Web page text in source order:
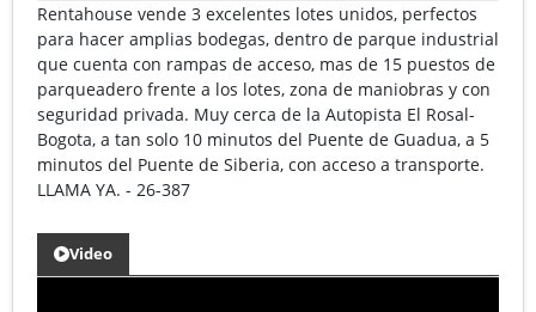
Rentahouse vende 3 excelentes lotes unidos, perfectos
para hacer amplias bodegas, dentro de parque industrial
que cuenta con rampas de acceso, mas de 15 puestos de
parqueadero frente a los lotes, zona de maniobras y con
seguridad privada. Muy cerca de la Autopista El Rosal-
Bogota, a tan solo 10 minutos del Puente de Guadua, a 5
minutos del Puente de Siberia, con acceso a transporte.
LLAMA YA. - 26-387
Video